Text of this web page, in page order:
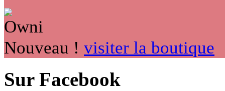
Nouveau ! visiter la boutique
Sur Facebook